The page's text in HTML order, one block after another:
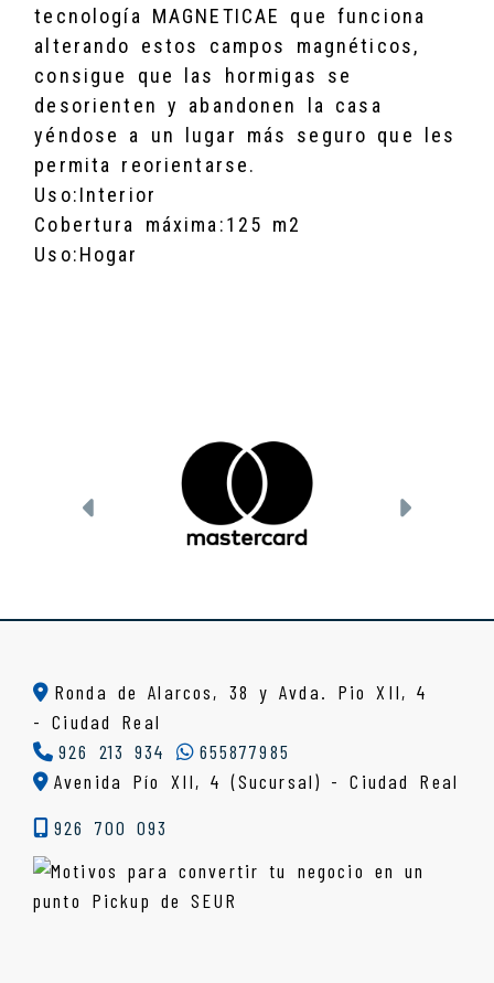
tecnología MAGNETICAE que funciona
alterando estos campos magnéticos,
consigue que las hormigas se
desorienten y abandonen la casa
yéndose a un lugar más seguro que les
permita reorientarse.
Uso:Interior
Cobertura máxima:125 m2
Uso:Hogar
Anterior
Ronda de Alarcos, 38 y Avda. Pio XII, 4
-Ciudad Real
926 213 934
655877985
Avenida Pío XII, 4 (Sucursal) - Ciudad Real
926 700 093